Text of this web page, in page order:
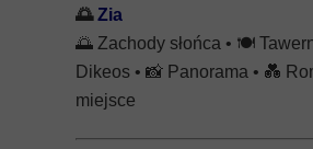
🌅 Zia
🌅 Zachody słońca • 🍽️
Dikeos • 📸 Panorama • 💑
miejsce